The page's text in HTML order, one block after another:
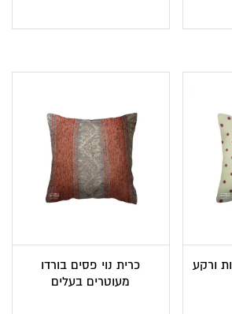
₪139.
₪77.
ורקע
כרית נוי פסים בורדו
מעוטרים בעלים